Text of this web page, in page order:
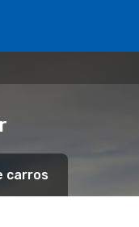
carros